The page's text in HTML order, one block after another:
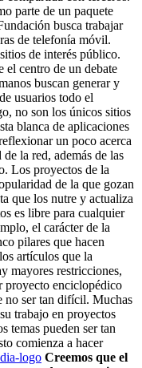
parte de un paquete
busca trabajar
de telefonía móvil.
de interés público.
el centro de un debate
buscan generar y
usuarios todo el
no son los únicos sitios
blanca de aplicaciones
un poco acerca
la red, además de las
Los proyectos de la
de la que gozan
que los nutre y actualiza
es libre para cualquier
el carácter de la
pilares que hacen
artículos que la
mayores restricciones,
proyecto enciclopédico
no ser tan difícil. Muchas
trabajo en proyectos
temas pueden ser tan
comienza a hacer
Creemos que el